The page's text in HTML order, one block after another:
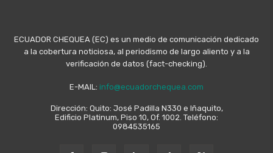
ECUADOR CHEQUEA (EC) es un medio de comunicación dedicado
a la cobertura noticiosa, al periodismo de largo aliento y a la
verificación de datos (fact-checking).
E-MAIL: info@ecuadorchequea.com
Dirección: Quito: José Padilla N330 e Iñaquito,
Edificio Platinum, Piso 10, Of. 1002. Teléfono:
0984535165